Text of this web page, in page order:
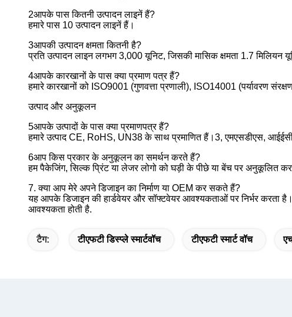
2आपके पास कितनी उत्पादन लाइनें हैं?
हमारे पास 10 उत्पादन लाइनें हैं।
3आपकी उत्पादन क्षमता कितनी है?
प्रति उत्पादन लाइन लगभग 3,000 यूनिट, जिसकी मासिक क्षमता 1.7 मिलियन
4आपके कारखानों के पास क्या प्रमाण पत्र हैं?
हमारे कारखानों को ISO9001 (गुणवत्ता प्रणाली), ISO14001 (पर्यावरण
उत्पाद और अनुकूलन
5आपके उत्पादों के पास क्या प्रमाणपत्र हैं?
हमारे उत्पाद CE, RoHS, UN38 के साथ प्रमाणित हैं।3, एमएसडीएस,
6आप किस प्रकार के अनुकूलन का समर्थन करते हैं?
हम पैकेजिंग, सिल्क प्रिंट या लेजर लोगो को घड़ी के पीछे या बेंच पर अनुकूलित
7. क्या आप मेरे अपने डिजाइन का निर्माण या OEM कर सकते हैं?
यह आपके डिजाइन की हार्डवेयर और सॉफ्टवेयर आवश्यकताओं पर निर्भर करता
आवश्यकता होती है.
टैग: टीएफटी डिस्प्ले स्मार्टवॉच टीएफटी स्मार्ट वॉच